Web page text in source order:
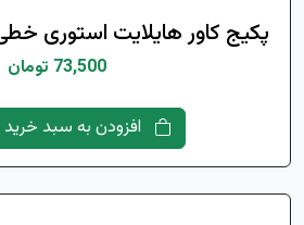
پکیج کاور هایلایت استوری
73,500 تومان